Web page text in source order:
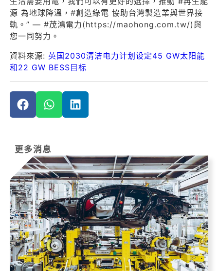
源 為地球降溫，#創造綠電 協助台灣製造業與世界接
軌。” — #茂鴻電力(https://maohong.com.tw/)與
您一同努力。
資料來源: 英国2030清洁电力计划设定45 GW太阳能
和22 GW BESS目标
更多消息